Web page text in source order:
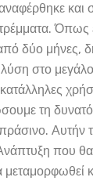
και
Όπως
δύο μήνες,
στο
κατάλληλες
τη
Αυτήν
που θα
μεταμορφωθεί